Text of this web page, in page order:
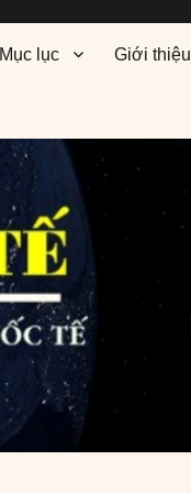
Mục lục Giới thiệu